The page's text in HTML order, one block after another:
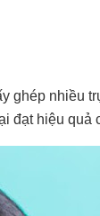
ghép nhiều
đạt hiệu